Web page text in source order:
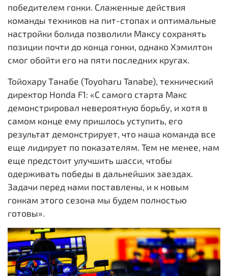
победителем гонки. Слаженные действия
команды техников на пит-стопах и оптимальные
настройки болида позволили Максу сохранять
позиции почти до конца гонки, однако Хэмилтон
смог обойти его на пяти последних кругах.
Тойохару Танабе (Toyoharu Tanabe), технический
директор Honda F1: «С самого старта Макс
демонстрировал невероятную борьбу, и хотя в
самом конце ему пришлось уступить, его
результат демонстрирует, что наша команда все
еще лидирует по показателям. Тем не менее, нам
еще предстоит улучшить шасси, чтобы
одерживать победы в дальнейших заездах.
Задачи перед нами поставлены, и к новым
гонкам этого сезона мы будем полностью
готовы».